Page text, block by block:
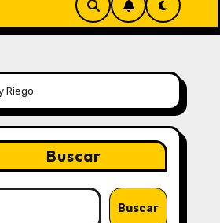
Riego
Buscar
Buscar